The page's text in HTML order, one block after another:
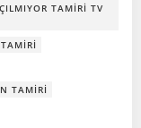
TAMIRI TV
TAMIRI